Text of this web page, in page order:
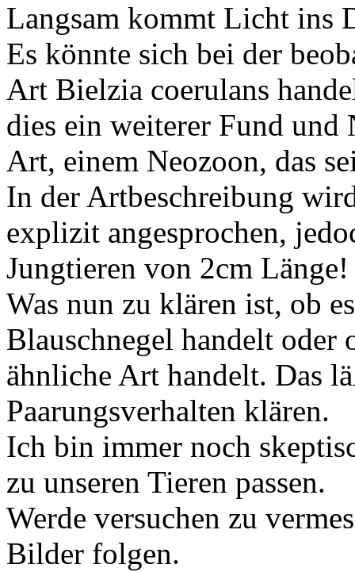
Langsam kommt Licht ins
Es könnte sich bei der
Art Bielzia coerulans
dies ein weiterer Fund und
Art, einem Neozoon, das
In der Artbeschreibung
explizit angesprochen,
Jungtieren von 2cm Länge!
Was nun zu klären ist, ob
Blauschnegel handelt oder
ähnliche Art handelt. Das
Paarungsverhalten klären.
Ich bin immer noch
zu unseren Tieren passen.
Werde versuchen zu
Bilder folgen.